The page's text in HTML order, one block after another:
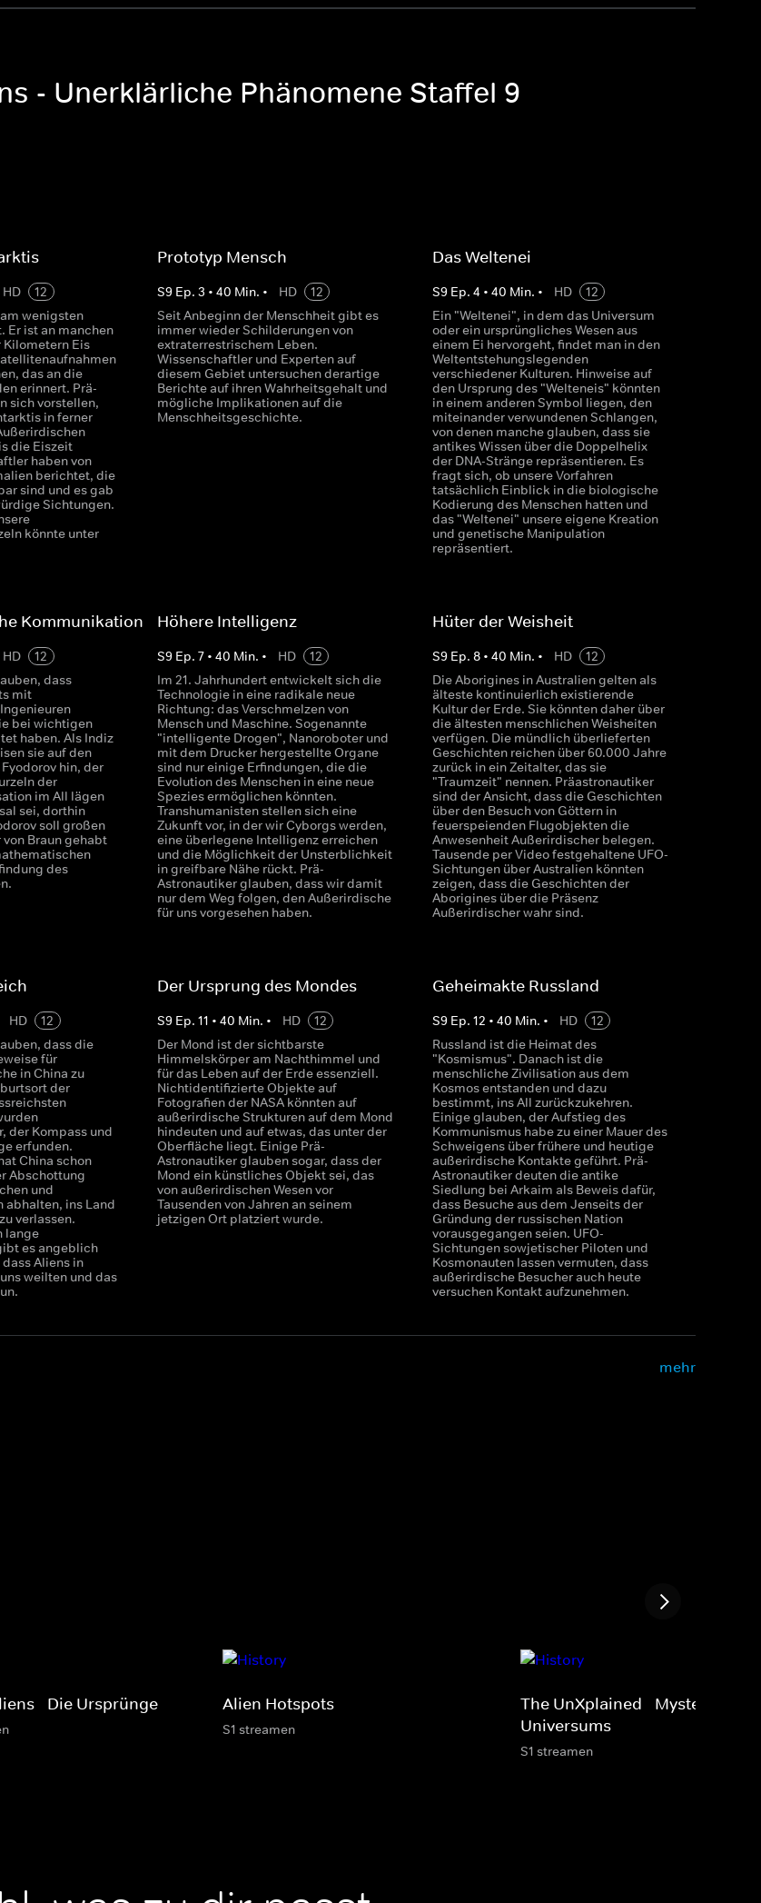
- Unerklärliche Phänomene Staffel 9
HD
12
wenigsten
Er ist an manchen
Kilometern Eis
das an die
erinnert. Prä-
sich vorstellen,
in ferner
die Eiszeit
haben von
berichtet, die
sind und es gab
Sichtungen.
könnte unter
Prototyp Mensch
S9 Ep. 3 • 40 Min. • HD
12
Seit Anbeginn der Menschheit gibt es
immer wieder Schilderungen von
extraterrestrischem Leben.
Wissenschaftler und Experten auf
diesem Gebiet untersuchen derartige
Berichte auf ihren Wahrheitsgehalt und
mögliche Implikationen auf die
Menschheitsgeschichte.
Das Weltenei
S9 Ep. 4 • 40 Min. • HD
12
Ein "Weltenei", in dem das Universum
oder ein ursprüngliches Wesen aus
einem Ei hervorgeht, findet man in den
Weltentstehungslegenden
verschiedener Kulturen. Hinweise auf
den Ursprung des "Welteneis" könnten
in einem anderen Symbol liegen, den
miteinander verwundenen Schlangen,
von denen manche glauben, dass sie
antikes Wissen über die Doppelhelix
der DNA-Stränge repräsentieren. Es
fragt sich, ob unsere Vorfahren
tatsächlich Einblick in die biologische
Kodierung des Menschen hatten und
das "Weltenei" unsere eigene Kreation
und genetische Manipulation
repräsentiert.
Kommunikation
HD
12
dass
mit
bei wichtigen
haben. Als Indiz
sie auf den
hin, der
der
im All lägen
sei, dorthin
soll großen
von Braun gehabt
des
Höhere Intelligenz
S9 Ep. 7• 40 Min. • HD
12
Im 21. Jahrhundert entwickelt sich die
Technologie in eine radikale neue
Richtung: das Verschmelzen von
Mensch und Maschine. Sogenannte
"intelligente Drogen", Nanoroboter und
mit dem Drucker hergestellte Organe
sind nur einige Erfindungen, die die
Evolution des Menschen in eine neue
Spezies ermöglichen könnten.
Transhumanisten stellen sich eine
Zukunft vor, in der wir Cyborgs werden,
eine überlegene Intelligenz erreichen
und die Möglichkeit der Unsterblichkeit
in greifbare Nähe rückt. Prä-
Astronautiker glauben, dass wir damit
nur dem Weg folgen, den Außerirdische
für uns vorgesehen haben.
Hüter der Weisheit
S9 Ep. 8• 40 Min. • HD
12
Die Aborigines in Australien gelten als
älteste kontinuierlich existierende
Kultur der Erde. Sie könnten daher über
die ältesten menschlichen Weisheiten
verfügen. Die mündlich überlieferten
Geschichten reichen über 60.000 Jahre
zurück in ein Zeitalter, das sie
"Traumzeit" nennen. Präastronautiker
sind der Ansicht, dass die Geschichten
über den Besuch von Göttern in
feuerspeienden Flugobjekten die
Anwesenheit Außerirdischer belegen.
Tausende per Video festgehaltene UFO-
Sichtungen über Australien könnten
zeigen, dass die Geschichten der
Aborigines über die Präsenz
Außerirdischer wahr sind.
HD
12
dass die
für
in China zu
der
der Kompass und
erfunden.
China schon
Abschottung
und
abhalten, ins Land
verlassen.
lange
es angeblich
Aliens in
weilten und das
Der Ursprung des Mondes
S9 Ep. 11 • 40 Min. • HD
12
Der Mond ist der sichtbarste
Himmelskörper am Nachthimmel und
für das Leben auf der Erde essenziell.
Nichtidentifizierte Objekte auf
Fotografien der NASA könnten auf
außerirdische Strukturen auf dem Mond
hindeuten und auf etwas, das unter der
Oberfläche liegt. Einige Prä-
Astronautiker glauben sogar, dass der
Mond ein künstliches Objekt sei, das
von außerirdischen Wesen vor
Tausenden von Jahren an seinem
jetzigen Ort platziert wurde.
Geheimakte Russland
S9 Ep. 12 • 40 Min. • HD
12
Russland ist die Heimat des
"Kosmismus". Danach ist die
menschliche Zivilisation aus dem
Kosmos entstanden und dazu
bestimmt, ins All zurückzukehren.
Einige glauben, der Aufstieg des
Kommunismus habe zu einer Mauer des
Schweigens über frühere und heutige
außerirdische Kontakte geführt. Prä-
Astronautiker deuten die antike
Siedlung bei Arkaim als Beweis dafür,
dass Besuche aus dem Jenseits der
Gründung der russischen Nation
vorausgegangen seien. UFO-
Sichtungen sowjetischer Piloten und
Kosmonauten lassen vermuten, dass
außerirdische Besucher auch heute
versuchen Kontakt aufzunehmen.
mehr
- Die Ursprünge Alien Hotspots
S1 streamen
The UnXplained - Mysterien des
Universums
S1 streamen